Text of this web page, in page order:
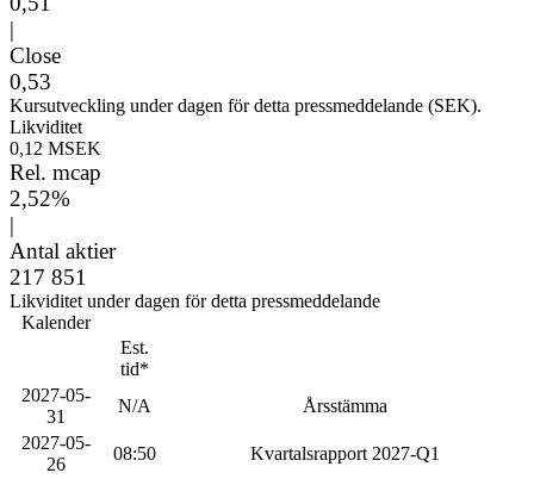
|
Close
0,53
Kursutveckling under dagen för detta pressmeddelande (SEK).
Likviditet
0,12 MSEK
Rel. mcap
2,52%
|
Antal aktier
217 851
Likviditet under dagen för detta pressmeddelande
Kalender
Est.
tid*
2027-05-
31
N/A
Årsstämma
2027-05-
26
08:50
Kvartalsrapport 2027-Q1